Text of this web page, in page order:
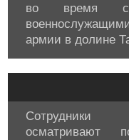
во время
армии в долине
Сотрудники
осматривают